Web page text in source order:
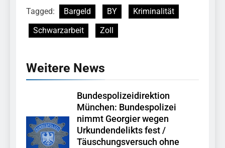
Tagged: Bargeld BY
Kriminalität
Schwarzarbeit
Zoll
Weitere News
Bundespolizeidirektion
München: Bundespolizei
nimmt Georgier wegen
Urkundendelikts fest /
Täuschungsversuch ohne